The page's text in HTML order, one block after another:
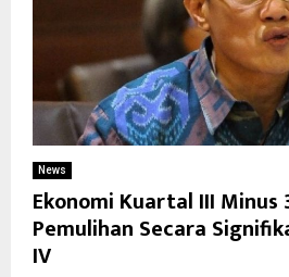
News
Ekonomi Kuartal III Minus
Pemulihan Secara
IV